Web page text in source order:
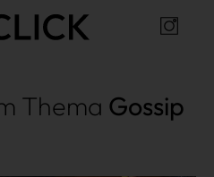
Thema Gossip